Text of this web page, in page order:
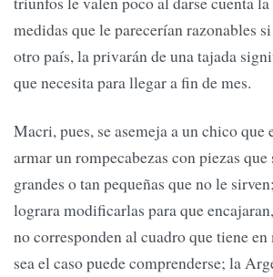
medidas que le parecerían razonables
otro país, la privarán de una tajada
que necesita para llegar a fin de mes.
Macri, pues, se asemeja a un chico que
armar un rompecabezas con piezas
grandes o tan pequeñas que no le
lograra modificarlas para que
no corresponden al cuadro que tiene en
sea el caso puede comprenderse; la